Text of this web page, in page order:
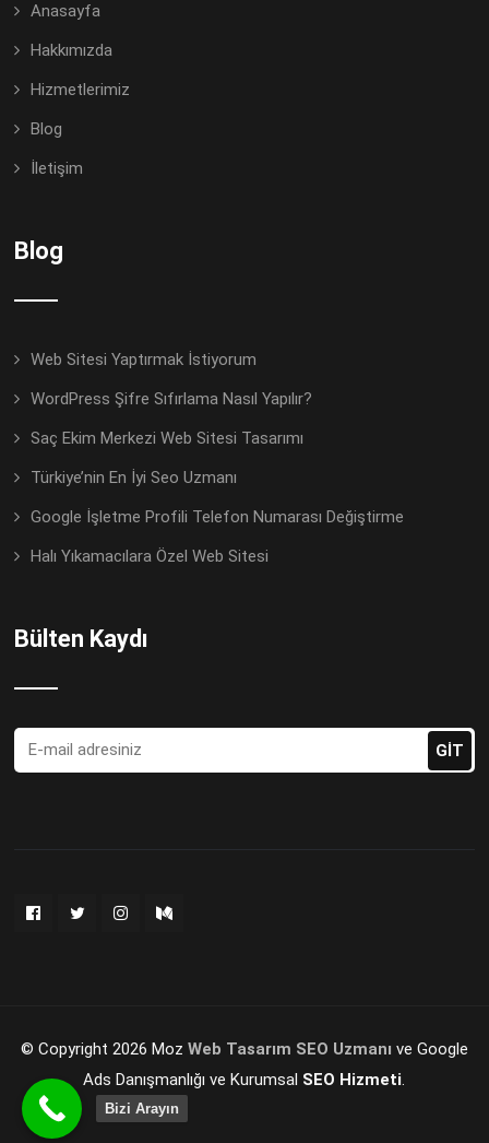
Anasayfa
Hakkımızda
Hizmetlerimiz
Blog
İletişim
Blog
Web Sitesi Yaptırmak İstiyorum
WordPress Şifre Sıfırlama Nasıl Yapılır?
Saç Ekim Merkezi Web Sitesi Tasarımı
Türkiye’nin En İyi Seo Uzmanı
Google İşletme Profili Telefon Numarası Değiştirme
Halı Yıkamacılara Özel Web Sitesi
Bülten Kaydı
© Copyright 2026 Moz Web Tasarım SEO Uzmanı ve Google
Ads Danışmanlığı ve Kurumsal SEO Hizmeti
Bizi Arayın